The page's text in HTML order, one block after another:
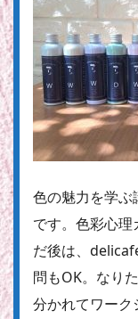
色の魅力を学ぶ
です。色彩心
だ後は、
問もOK。なり
分かれてワー